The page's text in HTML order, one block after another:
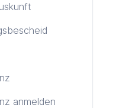
anmelden